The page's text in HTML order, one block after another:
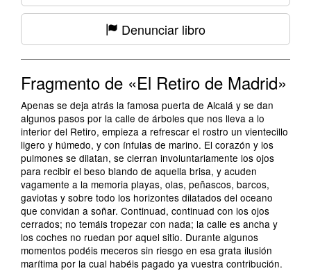
Denunciar libro
Fragmento de «El Retiro de Madrid»
Apenas se deja atrás la famosa puerta de Alcalá y se dan
algunos pasos por la calle de árboles que nos lleva a lo
interior del Retiro, empieza a refrescar el rostro un vientecillo
ligero y húmedo, y con ínfulas de marino. El corazón y los
pulmones se dilatan, se cierran involuntariamente los ojos
para recibir el beso blando de aquella brisa, y acuden
vagamente a la memoria playas, olas, peñascos, barcos,
gaviotas y sobre todo los horizontes dilatados del oceano
que convidan a soñar. Continuad, continuad con los ojos
cerrados; no temáis tropezar con nada; la calle es ancha y
los coches no ruedan por aquel sitio. Durante algunos
momentos podéis meceros sin riesgo en esa grata ilusión
marítima por la cual habéis pagado ya vuestra contribución.